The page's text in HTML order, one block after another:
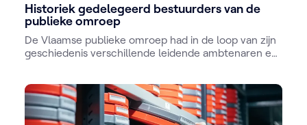
Historiek gedelegeerd bestuurders van de
publieke omroep
De Vlaamse publieke omroep had in de loop van zijn
geschiedenis verschillende leidende ambtenaren en